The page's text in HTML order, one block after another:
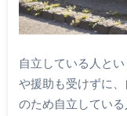
自立している人と
や援助も受けずに
のため自立してい